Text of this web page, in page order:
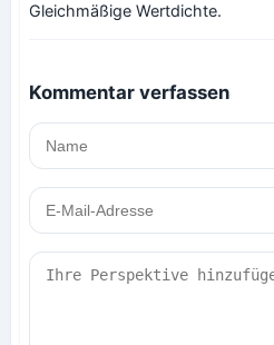
Gleichmäßige Wertdichte.
Kommentar verfassen